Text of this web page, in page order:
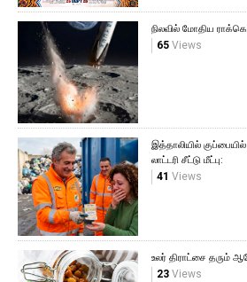
நிலவில் மோதிய
65Views
இத்தாலியில்
லாட்டரி சீட்டு மீட்பு:
41 Views
உலர் திராட்சை தரும்
23Views